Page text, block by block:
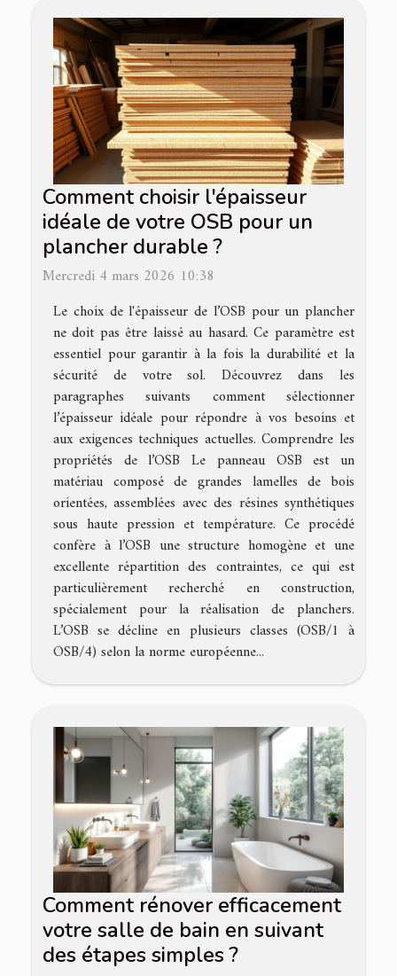
Comment choisir l'épaisseur
idéale de votre OSB pour un
plancher durable ?
Mercredi 4 mars 2026 10:38
Le choix de l'épaisseur de l’OSB pour un plancher
ne doit pas être laissé au hasard. Ce paramètre est
essentiel pour garantir à la fois la durabilité et la
sécurité de votre sol. Découvrez dans les
paragraphes suivants comment sélectionner
l’épaisseur idéale pour répondre à vos besoins et
aux exigences techniques actuelles. Comprendre les
propriétés de l’OSB Le panneau OSB est un
matériau composé de grandes lamelles de bois
orientées, assemblées avec des résines synthétiques
sous haute pression et température. Ce procédé
confère à l’OSB une structure homogène et une
excellente répartition des contraintes, ce qui est
particulièrement recherché en construction,
spécialement pour la réalisation de planchers.
L’OSB se décline en plusieurs classes (OSB/1 à
OSB/4) selon la norme européenne...
Comment rénover efficacement
votre salle de bain en suivant
des étapes simples ?